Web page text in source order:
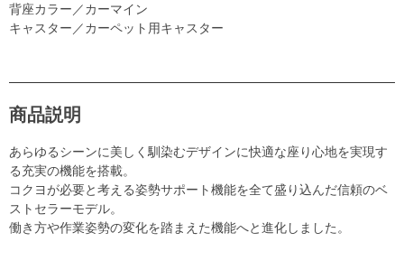
背座カラー／カーマイン
キャスター／カーペット用キャスター
商品説明
あらゆるシーンに美しく馴染むデザインに快適な座り心地を実現す
る充実の機能を搭載。
コクヨが必要と考える姿勢サポート機能を全て盛り込んだ信頼のベ
ストセラーモデル。
働き方や作業姿勢の変化を踏まえた機能へと進化しました。